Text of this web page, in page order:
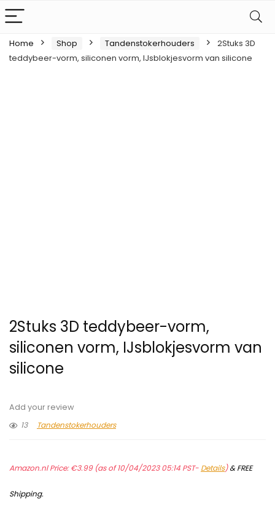
Home Shop Tandenstokerhouders
2Stuks 3D
teddybeer-vorm, siliconen vorm, IJsblokjesvorm van silicone
2Stuks 3D teddybeer-vorm,
siliconen vorm, IJsblokjesvorm van
silicone
Add your review
13
Tandenstokerhouders
Amazon.nl Price:€3.99(as of 10/04/2023 05:14 PST- Details)&FREE
Shipping.